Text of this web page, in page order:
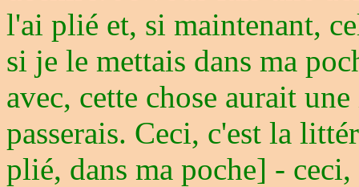
l'ai plié et, si maintenant,
si je le mettais dans ma
avec, cette chose aurait
passerais. Ceci, c'est la
plié, dans ma poche] -